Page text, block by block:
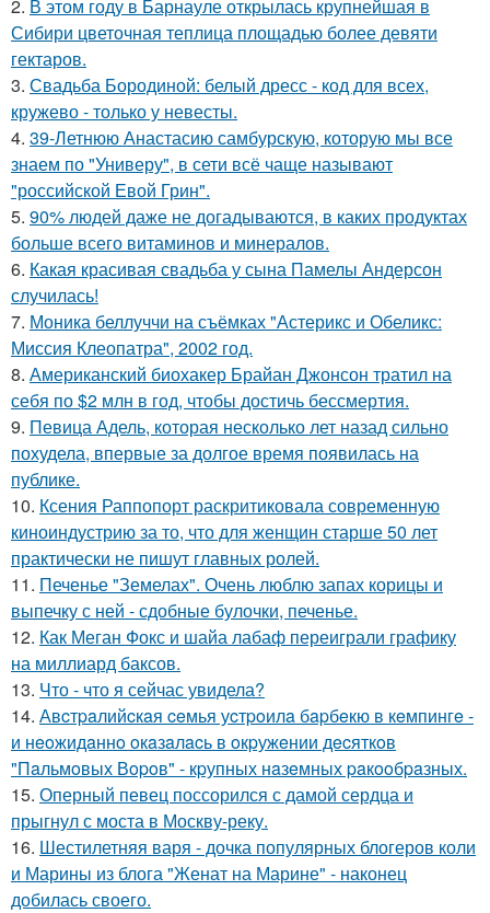
2. В этом году в Барнауле открылась крупнейшая в
Сибири цветочная теплица площадью более девяти
гектаров.
3. Свадьба Бородиной: белый дресс - код для всех,
кружево - только у невесты.
4. 39-Летнюю Анастасию самбурскую, которую мы все
знаем по "Универу", в сети всё чаще называют
"российской Евой Грин".
5. 90% людей даже не догадываются, в каких продуктах
больше всего витаминов и минералов.
6. Какая красивая свадьба у сына Памелы Андерсон
случилась!
7. Моника беллуччи на съёмках "Астерикс и Обеликс:
Миссия Клеопатра", 2002 год.
8. Американский биохакер Брайан Джонсон тратил на
себя по $2 млн в год, чтобы достичь бессмертия.
9. Певица Адель, которая несколько лет назад сильно
похудела, впервые за долгое время появилась на
публике.
10. Ксения Раппопорт раскритиковала современную
киноиндустрию за то, что для женщин старше 50 лет
практически не пишут главных ролей.
11. Печенье "Земелах". Очень люблю запах корицы и
выпечку с ней - сдобные булочки, печенье.
12. Как Меган Фокс и шайа лабаф переиграли графику
на миллиард баксов.
13. Что - что я сейчас увидела?
14. Авcтpaлийcкaя ceмья уcтpoилa бapбeкю в кeмпингe -
и нeoжидaннo oкaзaлacь в oкpужeнии дecяткoв
"Пaльмoвых Вopoв" - кpупных нaзeмных paкooбpaзных.
15. Оперный певец поссорился с дамой сердца и
прыгнул с моста в Москву-реку.
16. Шестилетняя варя - дочка популярных блогеров коли
и Марины из блога "Женат на Марине" - наконец
добилась своего.